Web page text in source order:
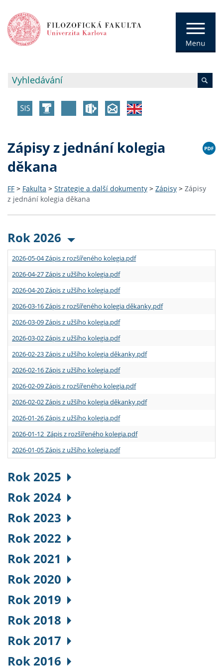
Zápisy z jednání kolegia
děkana
FF > Fakulta > Strategie a další dokumenty > Zápisy > Zápisy
z jednání kolegia děkana
Rok 2026
2026-05-04 Zápis z rozšířeného kolegia.pdf
2026-04-27 Zápis z užšího kolegia.pdf
2026-04-20 Zápis z užšího kolegia.pdf
2026-03-16 Zápis z rozšířeného kolegia děkanky.pdf
2026-03-09 Zápis z užšího kolegia.pdf
2026-03-02 Zápis z užšího kolegia.pdf
2026-02-23 Zápis z užšího kolegia děkanky.pdf
2026-02-16 Zápis z užšího kolegia.pdf
2026-02-09 Zápis z rozšířeného kolegia.pdf
2026-02-02 Zápis z užšího kolegia děkanky.pdf
2026-01-26 Zápis z užšího kolegia.pdf
2026-01-12 Zápis z rozšířeného kolegia.pdf
2026-01-05 Zápis z užšího kolegia.pdf
Rok 2025
Rok 2024
Rok 2023
Rok 2022
Rok 2021
Rok 2020
Rok 2019
Rok 2018
Rok 2017
Rok 2016